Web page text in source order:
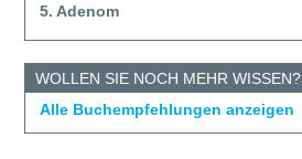
5. Adenom
WOLLEN SIE NOCH MEHR WISSEN?
Alle Buchempfehlungen anzeigen